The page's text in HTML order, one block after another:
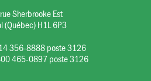
Sherbrooke Est
(Québec) H1L 6P3
356-8888 poste 3126
465-0897 poste 3126